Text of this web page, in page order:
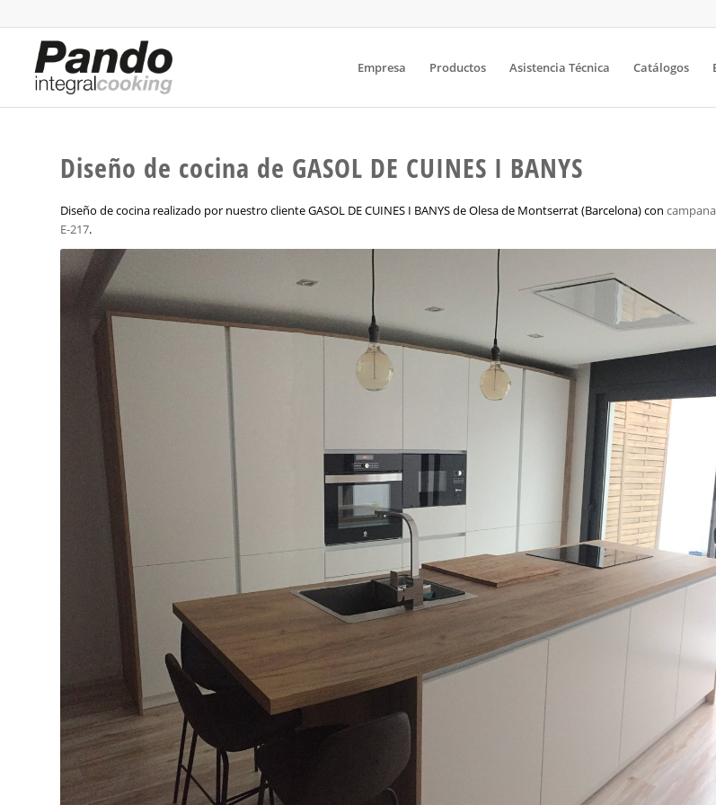
Empresa Productos Asistencia Técnica Catálogos
Diseño de cocina de GASOL DE CUINES I BANYS
Diseño de cocina realizado por nuestro cliente GASOL DE CUINES I BANYS de Olesa de Montserrat (Barcelona) con
E-217.